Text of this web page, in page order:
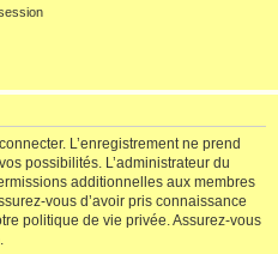
L’enregistrement ne prend
possibilités. L’administrateur du
additionnelles aux membres
vous d’avoir pris connaissance
politique de vie privée. Assurez-vous